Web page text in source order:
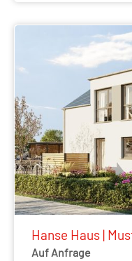
Hanse Haus |
Auf Anfrage